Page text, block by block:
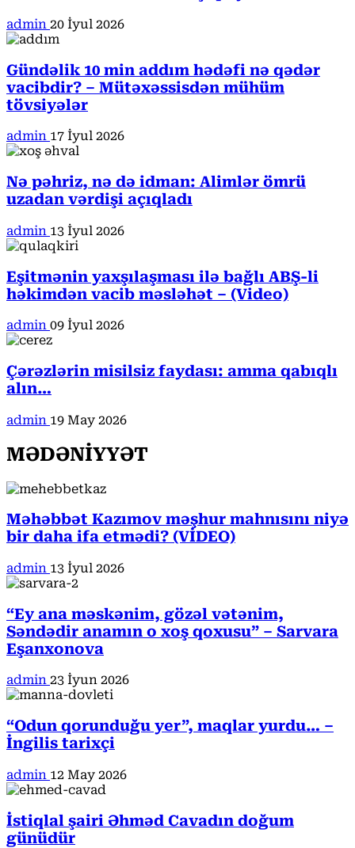
admin 20 İyul 2026
Gündəlik 10 min addım hədəfi nə qədər
vacibdir? – Mütəxəssisdən mühüm
tövsiyələr
admin 17 İyul 2026
Nə pəhriz, nə də idman: Alimlər ömrü
uzadan vərdişi açıqladı
admin 13 İyul 2026
Eşitmənin yaxşılaşması ilə bağlı ABŞ-li
həkimdən vacib məsləhət – (Video)
admin 09 İyul 2026
Çərəzlərin misilsiz faydası: amma qabıqlı
alın…
admin 19 May 2026
MƏDƏNİYYƏT
Məhəbbət Kazımov məşhur mahnısını niyə
bir daha ifa etmədi? (VİDEO)
admin 13 İyul 2026
“Ey ana məskənim, gözəl vətənim,
Səndədir anamın o xoş qoxusu” – Sarvara
Eşanxonova
admin 23 İyun 2026
“Odun qorunduğu yer”, maqlar yurdu… –
İngilis tarixçi
admin 12 May 2026
İstiqlal şairi Əhməd Cavadın doğum
günüdür